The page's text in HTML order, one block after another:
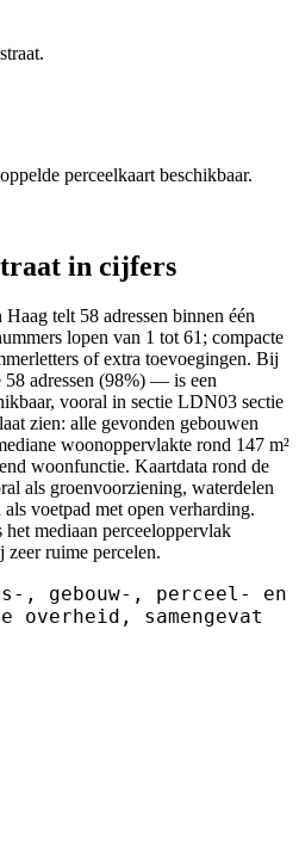
perceelkaart beschikbaar.
in cijfers
telt 58 adressen binnen één
lopen van 1 tot 61; compacte
of extra toevoegingen. Bij
adressen (98%) — is een
vooral in sectie LDN03 sectie
zien: alle gevonden gebouwen
woonoppervlakte rond 147 m²
woonfunctie. Kaartdata rond de
als groenvoorziening, waterdelen
voetpad met open verharding.
mediaan perceeloppervlak
zeer ruime percelen.
, gebouw-, perceel- en
overheid, samengevat